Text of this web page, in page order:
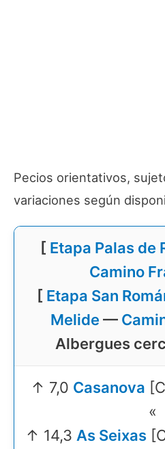
Pecios orientativos,
variaciones según
[ Etapa Palas de
Camino
[ Etapa San
Melide —
Albergues
↑ 7,0 Casanova
«
↑ 14,3 As Seixas